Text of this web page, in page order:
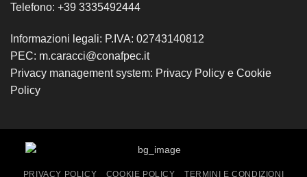
Telefono: +39 3335492444
Informazioni legali: P.IVA: 02743140812
PEC: m.caracci@conafpec.it
Privacy management system: Privacy Policy e Cookie
Policy
PRIVACY POLICY COOKIE POLICY TERMINI E CONDIZIONI